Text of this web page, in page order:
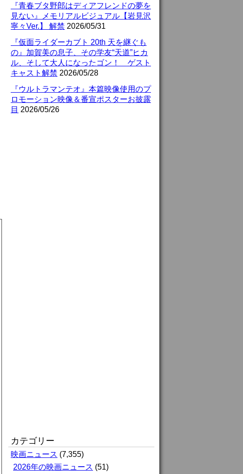
『青春ブタ野郎はディアフレンドの夢を
見ない』メモリアルビジュアル【岩見沢
寧々Ver.】 解禁 2026/05/31
『仮面ライダーカブト 20th 天を継ぐも
の』加賀美の息子、その学友“天道”ヒカ
ル、そして大人になったゴン！ ゲスト
キャスト解禁 2026/05/28
『ウルトラマンテオ』本篇映像使用のプ
ロモーション映像＆番宣ポスターお披露
目 2026/05/26
カテゴリー
映画ニュース (7,355)
2026年の映画ニュース (51)